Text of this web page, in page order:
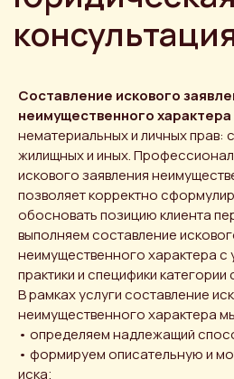
Составление искового
неимущественного характера
нематериальных и личных прав:
жилищных и иных.
искового заявления
позволяет корректно
обосновать позицию клиента
выполняем составление
неимущественного характера с
практики и специфики категории
В рамках услуги составление
неимущественного характера
• определяем надлежащий
• формируем описательную и
иска;